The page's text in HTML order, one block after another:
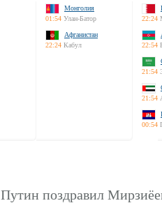
Монголия
01:54 Улан-Батор
Афганистан
22:24 Кабул
22:24
22:54
21:54
21:54
00:54
Путин поздравил